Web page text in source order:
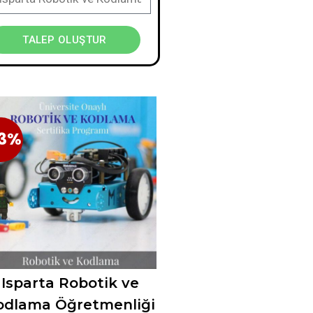
TALEP OLUŞTUR
Isparta Robotik ve
Öğretmenliği